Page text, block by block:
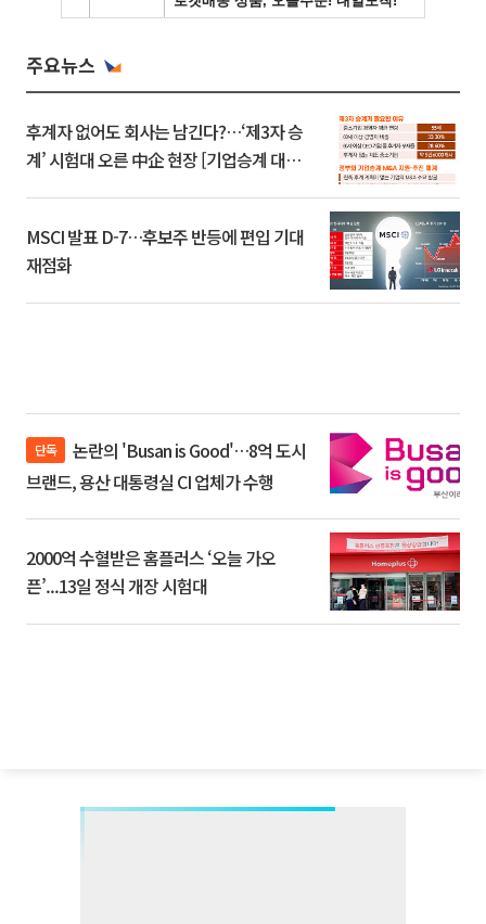
주요뉴스
후계자 없어도 회사는 남긴다?…‘제3자 승
계’ 시험대 오른 中企 현장 [기업승계 대전
MSCI 발표 D-7…후보주 반등에 편입 기대
재점화
단독
브랜드, 용산 대통령실 CI 업체가 수행
2000억 수혈받은 홈플러스 ‘오늘 가오
픈’...13일 정식 개장 시험대